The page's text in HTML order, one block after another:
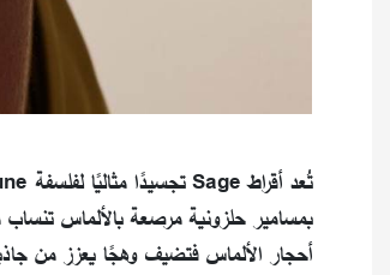
بمسامير حلزونية مرصعة بالألماس تنساب
أحجار الألماس فتضيف وهجًا يعزز من